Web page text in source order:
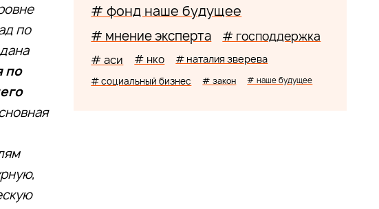
по
по
# фонд наше будущее
# мнение эксперта # господдержка
# аси # нко # наталия зверева
# социальный бизнес # закон # наше будущее